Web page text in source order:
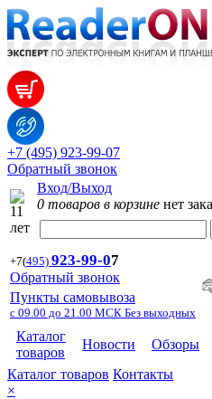
+7 (495) 923-99-07
Обратный звонок
Вход/Выход
0 товаров в корзине нет
+7(495) 923-99-07
Обратный звонок
Пункты самовывоза
с 09.00 до 21.00 МСК Без выходных
Каталог
товаров
Новости Обзоры
Каталог товаров Контакты
×